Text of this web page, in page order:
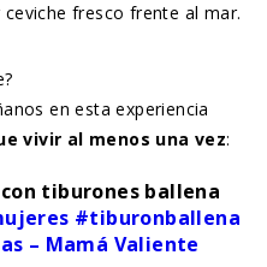
fresco frente al mar.
en esta experiencia
vivir al menos una vez:
tiburones ballena
#tiburonballena
– Mamá Valiente